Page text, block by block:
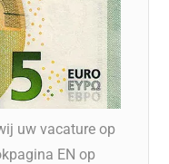
uw vacature op
EN op